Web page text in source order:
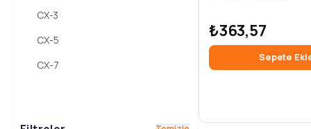
CX-3
CX-5
CX-7
₺363,57
Sepete